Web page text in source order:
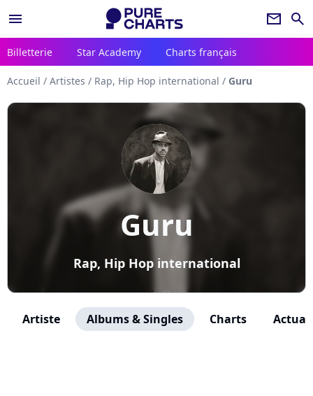
menu newsletter search
Billetterie Star Academy Charts français
Accueil / Artistes / Rap, Hip Hop international / Guru
Guru
Rap, Hip Hop international
Artiste Albums & Singles Charts